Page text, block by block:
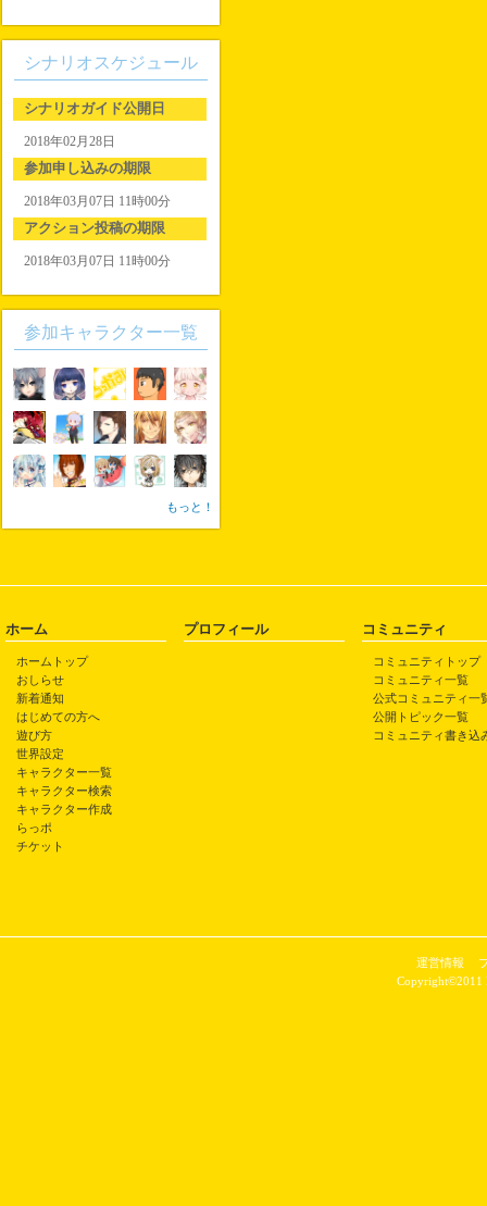
シナリオスケジュール
シナリオガイド公開日
2018年02月28日
参加申し込みの期限
2018年03月07日 11時00分
アクション投稿の期限
2018年03月07日 11時00分
参加キャラクター一覧
もっと！
ホーム
ホームトップ
おしらせ
新着通知
はじめての方へ
遊び方
世界設定
キャラクター一覧
キャラクター検索
キャラクター作成
らっポ
チケット
プロフィール コミュニティ
コミュニティトップ
コミュニティ一覧
公式コミュニティ一
公開トピック一覧
コミュニティ書き込
運営情報
Copyright©2011